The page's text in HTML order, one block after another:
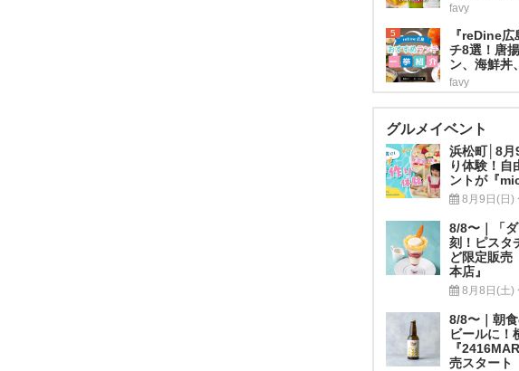
favy
5
『reDine
チ8選！唐
ン、海鮮丼
favy
グルメイベント
浜松町│8月
り体験！
ントが『
8月9日(日)
8/8〜｜「
刻！ピスタ
ど限定販売
本店』
8月8日(土)
8/8〜｜朝
ビールに！
『
売スタート